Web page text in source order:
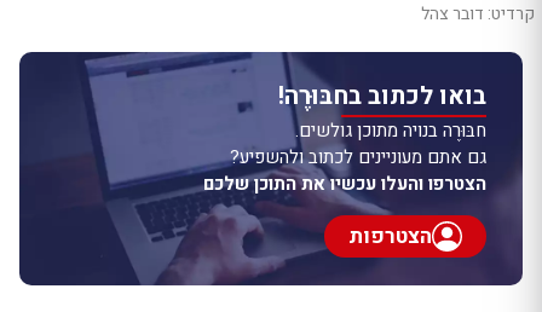
קרדיט: דובר צהל
בואו לכתוב בחבּוּרֶה!
חבּוּרֶה בנויה מתוכן גולשים.
גם אתם מעוניינים לכתוב ולהשפיע?
הצטרפו והעלו עכשיו את התוכן שלכם
הצטרפות